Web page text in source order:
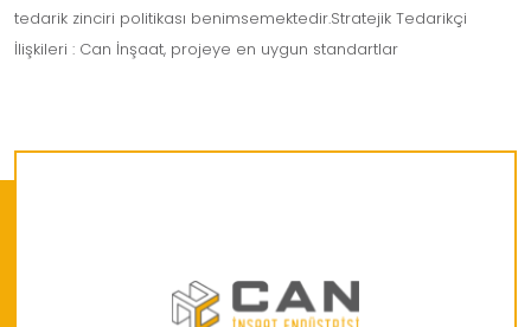
tedarik zinciri politikası benimsemektedir.Stratejik Tedarikçi
İlişkileri : Can İnşaat, projeye en uygun standartlar